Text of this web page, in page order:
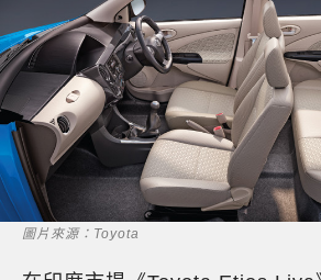
圖片來源：Toyota